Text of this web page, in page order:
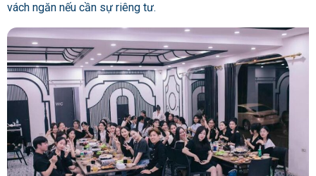
vách ngăn nếu cần sự riêng tư.